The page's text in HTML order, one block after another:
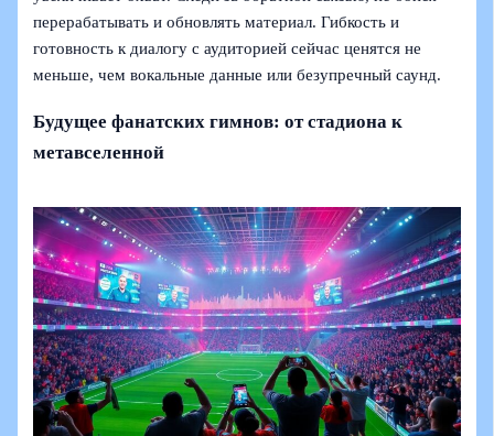
перерабатывать и обновлять материал. Гибкость и
готовность к диалогу с аудиторией сейчас ценятся не
меньше, чем вокальные данные или безупречный саунд.
Будущее фанатских гимнов: от стадиона к
метавселенной